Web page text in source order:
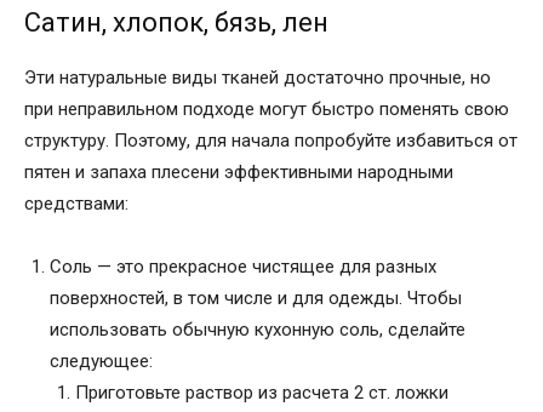
Сатин, хлопок, бязь, лен
Эти натуральные виды тканей достаточно прочные, но
при неправильном подходе могут быстро поменять свою
структуру. Поэтому, для начала попробуйте избавиться от
пятен и запаха плесени эффективными народными
средствами:
Соль — это прекрасное чистящее для разных
поверхностей, в том числе и для одежды. Чтобы
использовать обычную кухонную соль, сделайте
следующее:
Приготовьте раствор из расчета 2 ст. ложки